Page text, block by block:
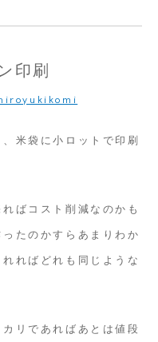
印刷
米袋に小ロットで印刷
ばコスト削減なのかも
たのかすらあまりわか
ればどれも同じような
リであればあとは値段